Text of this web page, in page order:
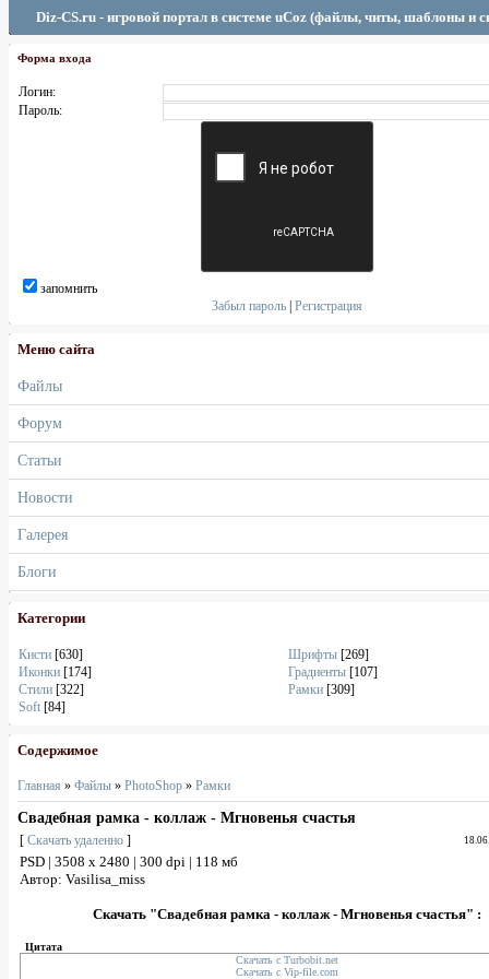
Diz-CS.ru - игровой портал в системе uCoz (файлы, читы, шаблоны и
Форма входа
Логин:
Пароль:
запомнить
Забыл пароль |Регистрация
Меню сайта
Файлы
Форум
Статьи
Новости
Галерея
Блоги
Категории
Кисти [630] Шрифты [269]
Иконки [174] Градиенты [107]
Стили [322] Рамки [309]
Soft [84]
Содержимое
Главная » Файлы » PhotoShop » Рамки
Свадебная рамка - коллаж - Мгновенья счастья
[ Скачать удаленно ]
PSD | 3508 х 2480 | 300 dpi | 118 мб
Автор: Vasilisa_miss
Скачать "Свадебная рамка - коллаж - Мгновенья счастья" :
Цитата
Скачать с Turbobit.net
Скачать с Vip-file.com